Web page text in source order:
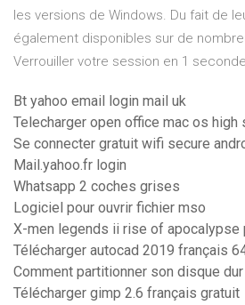
les versions de Windows. Du fait de
également disponibles sur de
Verrouiller votre session en 1
Bt yahoo email login mail uk
Telecharger open office mac os high
Se connecter gratuit wifi secure
Mail.yahoo.fr login
Whatsapp 2 coches grises
Logiciel pour ouvrir fichier mso
X-men legends ii rise of apocalypse
Télécharger autocad 2019 français
Comment partitionner son disque dur
Télécharger gimp 2.6 français gratuit